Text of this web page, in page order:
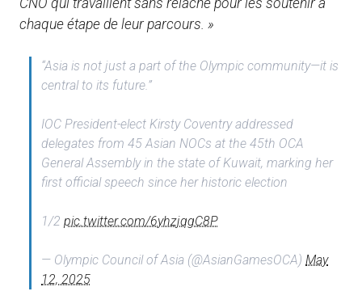
CNO qui travaillent sans relâche pour les soutenir à
chaque étape de leur parcours. »
“Asia is not just a part of the Olympic community—it is
central to its future.”
IOC President-elect Kirsty Coventry addressed
delegates from 45 Asian NOCs at the 45th OCA
General Assembly in the state of Kuwait, marking her
first official speech since her historic election
1/2 pic.twitter.com/6yhzjqgC8P
— Olympic Council of Asia (@AsianGamesOCA) May
12, 2025